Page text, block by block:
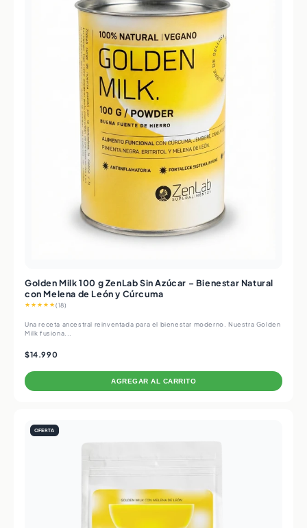
Golden Milk 100 g ZenLab Sin Azúcar – Bienestar Natural
con Melena de León y Cúrcuma
★★★★★(18)
Una receta ancestral reinventada para el bienestar moderno. Nuestra Golden
Milk fusiona...
$14.990
AGREGAR AL CARRITO
OFERTA